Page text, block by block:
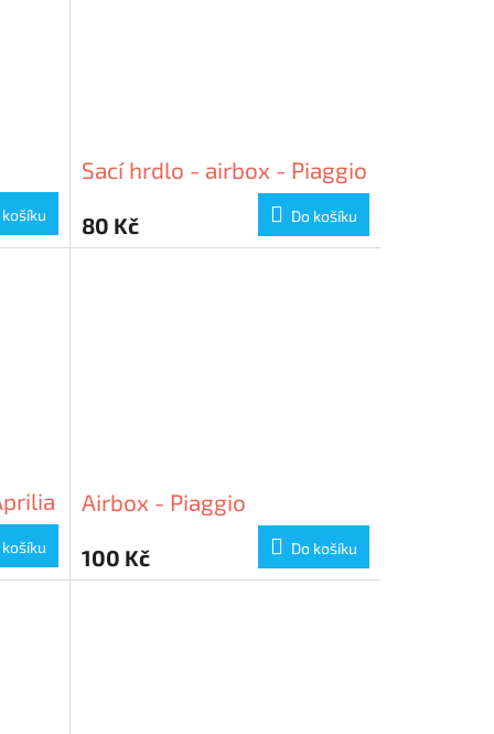
košíku
Sací hrdlo - airbox - Piaggio
80 Kč Do košíku
košíku
Airbox - Piaggio
100 Kč Do košíku